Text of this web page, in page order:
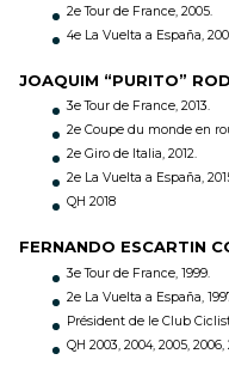
2e Tour de France, 2005.
4e La Vuelta a España,
JOAQUIM “PURITO”
3e Tour de France, 2013.
2e Coupe du monde en
2e Giro de Italia, 2012.
2e La Vuelta a España,
QH 2018
FERNANDO ESCARTIN
3e Tour de France, 1999.
2e La Vuelta a España,
Président de le Club
QH 2003, 2004, 2005, 2006,